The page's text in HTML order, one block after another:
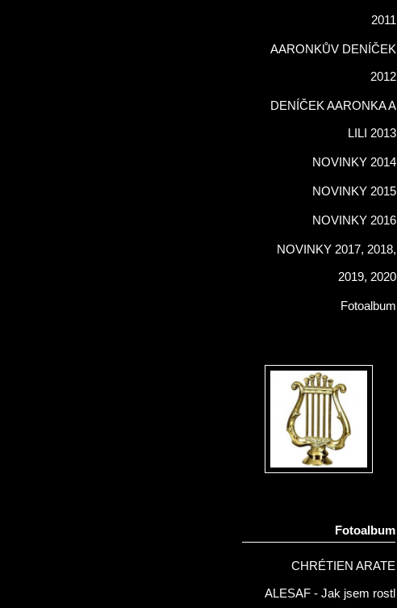
2011
AARONKŮV DENÍČEK
2012
DENÍČEK AARONKA A
LILI 2013
NOVINKY 2014
NOVINKY 2015
NOVINKY 2016
NOVINKY 2017, 2018,
2019, 2020
Fotoalbum
Fotoalbum
CHRÉTIEN ARATE
ALESAF - Jak jsem rostl